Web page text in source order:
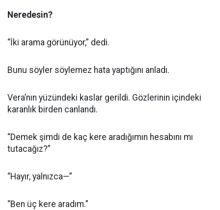
Neredesin?
“İki arama görünüyor,” dedi.
Bunu söyler söylemez hata yaptığını anladı.
Vera’nın yüzündeki kaslar gerildi. Gözlerinin içindeki
karanlık birden canlandı.
“Demek şimdi de kaç kere aradığımın hesabını mı
tutacağız?”
“Hayır, yalnızca—”
“Ben üç kere aradım.”